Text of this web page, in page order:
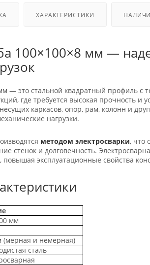
ХАРАКТЕРИСТИКИ
100×100×8 мм —
— это стальной квадратный профиль с
где требуется высокая прочность и
каркасов, опор, рам, колонн и
нагрузки.
методом электросварки, что
стенок и долговечность.
повышая эксплуатационные свойства
мм
(мерная и немерная)
сталь